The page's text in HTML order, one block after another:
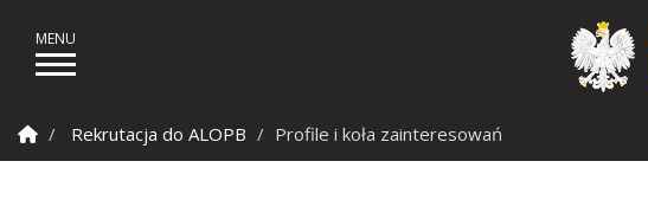
Strona Główna
Rekrutacja do ALOPB Profile i koła zainteresowań